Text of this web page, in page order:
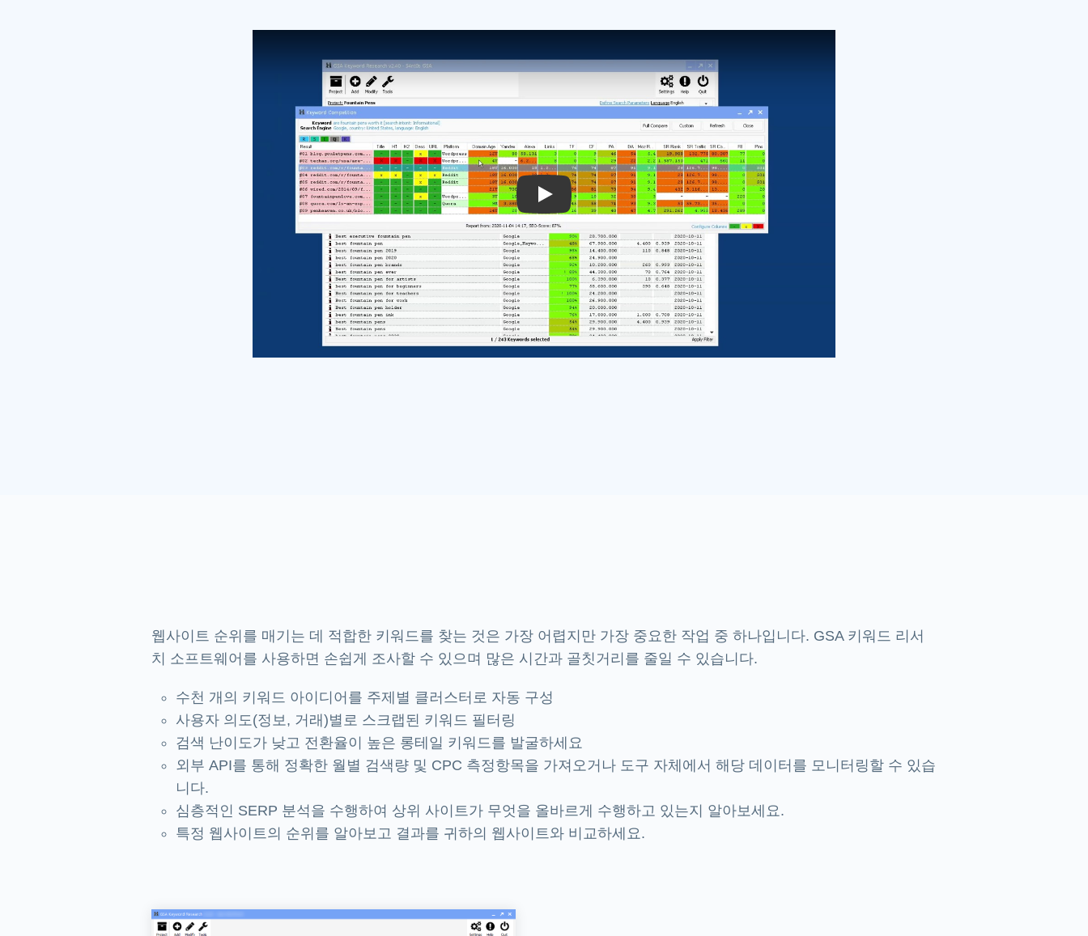
웹사이트 순위를 매기는 데 적합한 키워드를 찾는 것은 가장 어렵지만 가장 중요한 작업 중 하나입니다. GSA 키워드 리서
치 소프트웨어를 사용하면 손쉽게 조사할 수 있으며 많은 시간과 골칫거리를 줄일 수 있습니다.
수천 개의 키워드 아이디어를 주제별 클러스터로 자동 구성
사용자 의도(정보, 거래)별로 스크랩된 키워드 필터링
검색 난이도가 낮고 전환율이 높은 롱테일 키워드를 발굴하세요
외부 API를 통해 정확한 월별 검색량 및 CPC 측정항목을 가져오거나 도구 자체에서 해당 데이터를 모니터링할 수 있습
니다.
심층적인 SERP 분석을 수행하여 상위 사이트가 무엇을 올바르게 수행하고 있는지 알아보세요.
특정 웹사이트의 순위를 알아보고 결과를 귀하의 웹사이트와 비교하세요.